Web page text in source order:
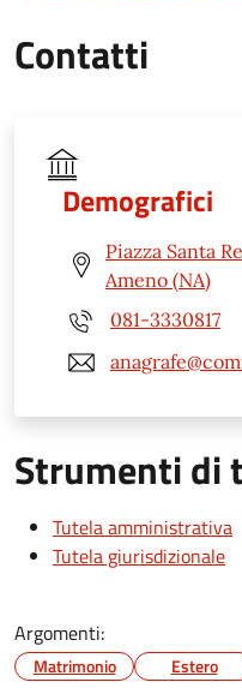
Contatti
Demografici
Piazza Santa
Ameno (NA)
081-3330817
Strumenti di
Tutela amministrativa
Tutela giurisdizionale
Argomenti:
Matrimonio Estero